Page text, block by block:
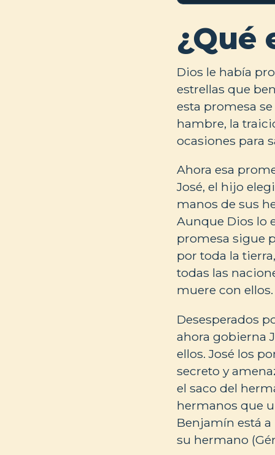
¿Qué
Dios le había
estrellas que
esta promesa
hambre, la
ocasiones para
Ahora esa
José, el hijo
manos de sus
Aunque Dios lo
promesa sigue
por toda la
todas las
muere con ellos.
Desesperados
ahora gobierna
ellos. José los
secreto y
el saco del
hermanos que
Benjamín está
su hermano